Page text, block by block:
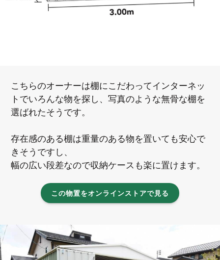
こちらのオーナーは棚にこだわってインターネッ
トでいろんな物を探し、写真のような無骨な棚を
選ばれたそうです。
存在感のある棚は重量のある物を置いても安心で
きそうですし、
幅の広い段差なので収納ケースも楽に置けます。
この物置をオンラインストアで見る